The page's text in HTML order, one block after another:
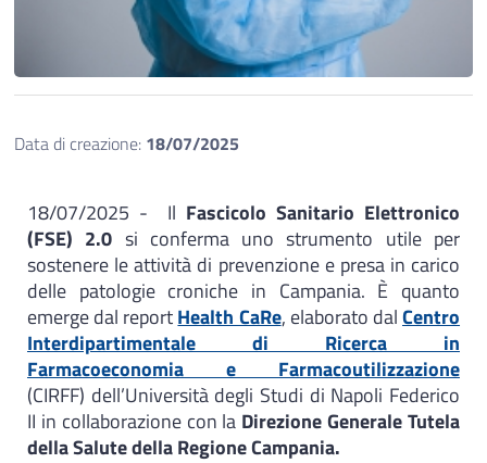
Data di creazione: 18/07/2025
18/07/2025 - Il Fascicolo Sanitario Elettronico
(FSE) 2.0 si conferma uno strumento utile per
sostenere le attività di prevenzione e presa in carico
delle patologie croniche in Campania. È quanto
emerge dal reportHealth CaRe, elaborato dalCentro
Interdipartimentale di Ricerca in
Farmacoeconomia e Farmacoutilizzazione
(CIRFF) dell’Università degli Studi di Napoli Federico
II in collaborazione con la Direzione Generale Tutela
della Salute della Regione Campania.